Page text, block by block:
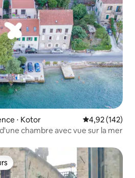
⋅ Kotor Évaluation
4,92 (142)
chambre avec vue sur la mer